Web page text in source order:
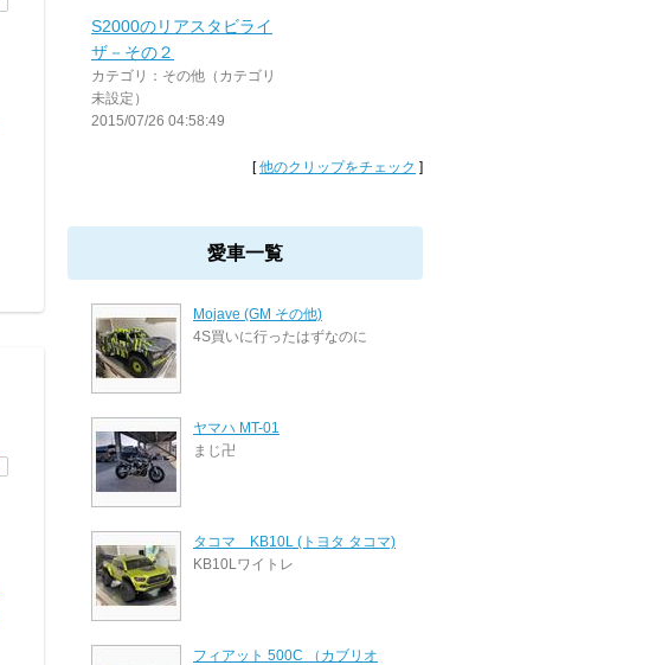
S2000のリアスタビライ
ザ－その２
カテゴリ：その他（カテゴリ
未設定）
2015/07/26 04:58:49
[他のクリップをチェック ]
愛車一覧
Mojave (GM その他)
4S買いに行ったはずなのに
ヤマハ MT-01
まじ卍
タコマ KB10L (トヨタ タコマ)
KB10Lワイトレ
フィアット 500C （カブリオ